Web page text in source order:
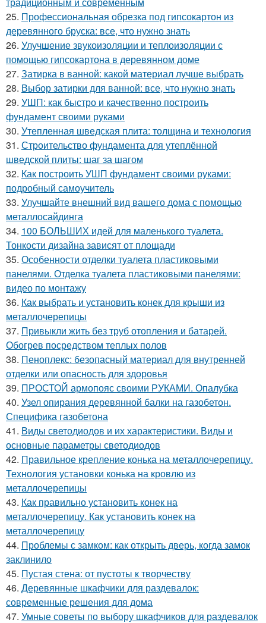
25. Профессиональная обрезка под гипсокартон из
деревянного бруска: все, что нужно знать
26. Улучшение звукоизоляции и теплоизоляции с
помощью гипсокартона в деревянном доме
27. Затирка в ванной: какой материал лучше выбрать
28. Выбор затирки для ванной: все, что нужно знать
29. УШП: как быстро и качественно построить
фундамент своими руками
30. Утепленная шведская плита: толщина и технология
31. Строительство фундамента для утеплённой
шведской плиты: шаг за шагом
32. Как построить УШП фундамент своими руками:
подробный самоучитель
33. Улучшайте внешний вид вашего дома с помощью
металлосайдинга
34. 100 БОЛЬШИХ идей для маленького туалета.
Тонкости дизайна зависят от площади
35. Особенности отделки туалета пластиковыми
панелями. Отделка туалета пластиковыми панелями:
видео по монтажу
36. Как выбрать и установить конек для крыши из
металлочерепицы
37. Привыкли жить без труб отопления и батарей.
Обогрев посредством теплых полов
38. Пеноплекс: безопасный материал для внутренней
отделки или опасность для здоровья
39. ПРОСТОЙ армопояс своими РУКАМИ. Опалубка
40. Узел опирания деревянной балки на газобетон.
Специфика газобетона
41. Виды светодиодов и их характеристики. Виды и
основные параметры светодиодов
42. Правильное крепление конька на металлочерепицу.
Технология установки конька на кровлю из
металлочерепицы
43. Как правильно установить конек на
металлочерепицу. Как установить конек на
металлочерепицу
44. Проблемы с замком: как открыть дверь, когда замок
заклинило
45. Пустая стена: от пустоты к творчеству
46. Деревянные шкафчики для раздевалок:
современные решения для дома
47. Умные советы по выбору шкафчиков для раздевалок